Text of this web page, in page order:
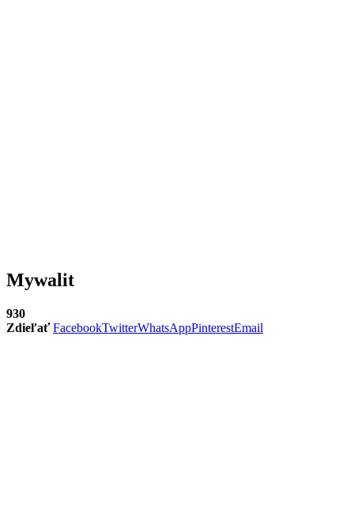
Mywalit
930
Zdieľať FacebookTwitterWhatsAppPinterestEmail